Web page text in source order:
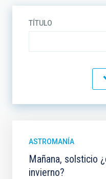
TÍTULO
ASTROMANÍA
Mañana, solsticio
invierno?